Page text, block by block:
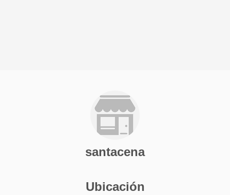
santacena
Ubicación